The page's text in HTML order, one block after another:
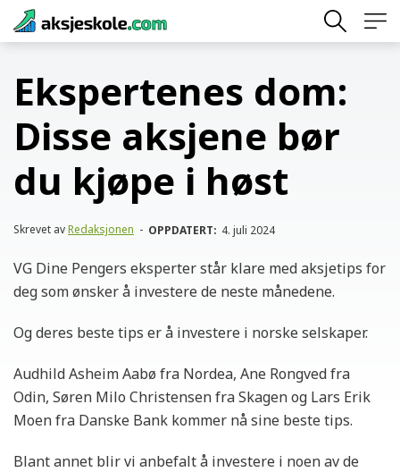
Skip
to
Ekspertenes dom:
Disse aksjene bør
du kjøpe i høst
Skrevet avRedaksjonen - OPPDATERT: 4. juli 2024
VG Dine Pengers eksperter står klare med aksjetips for
deg som ønsker å investere de neste månedene.
Og deres beste tips er å investere i norske selskaper.
Audhild Asheim Aabø fra Nordea, Ane Rongved fra
Odin, Søren Milo Christensen fra Skagen og Lars Erik
Moen fra Danske Bank kommer nå sine beste tips.
Blant annet blir vi anbefalt å investere i noen av de